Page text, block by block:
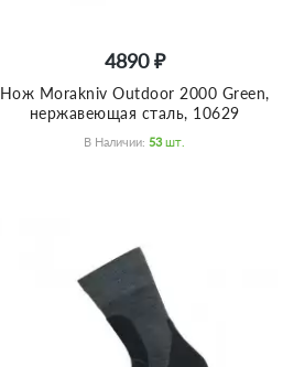
4890 ₽
Нож Morakniv Outdoor 2000 Green,
нержавеющая сталь, 10629
В Наличии:53 Шт.